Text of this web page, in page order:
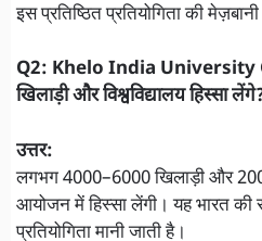
इस प्रतिष्ठित प्रतियोगिता की
Q2: Khelo India University
खिलाड़ी और विश्वविद्यालय हिस्सा
उत्तर:
लगभग 4000–6000 खिलाड़ी और
आयोजन में हिस्सा लेंगी। यह भारत की
प्रतियोगिता मानी जाती है।